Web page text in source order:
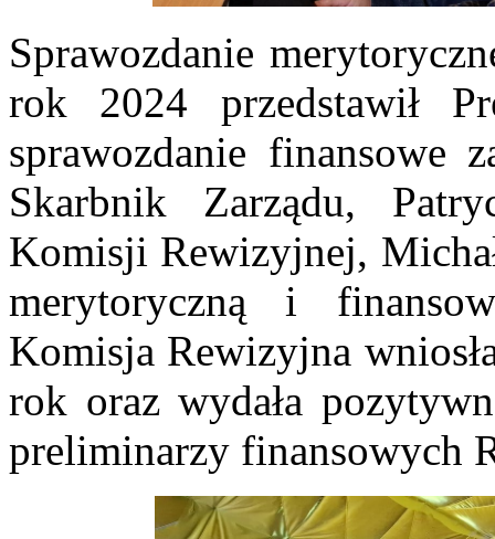
Sprawozdanie
rok 2024 przedstawił
sprawozdanie finansowe
Skarbnik Zarządu,
Komisji Rewizyjnej,
merytoryczną i
Komisja Rewizyjna
rok oraz wydała
preliminarzy finansowych